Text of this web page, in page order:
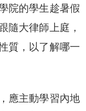
院的學生趁暑假
隨大律師上庭，
質，以了解哪一
應主動學習內地